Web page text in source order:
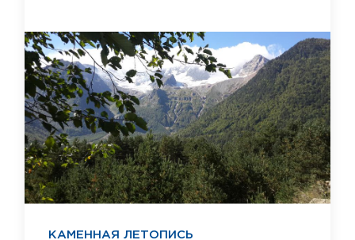
КАМЕННАЯ ЛЕТОПИСЬ